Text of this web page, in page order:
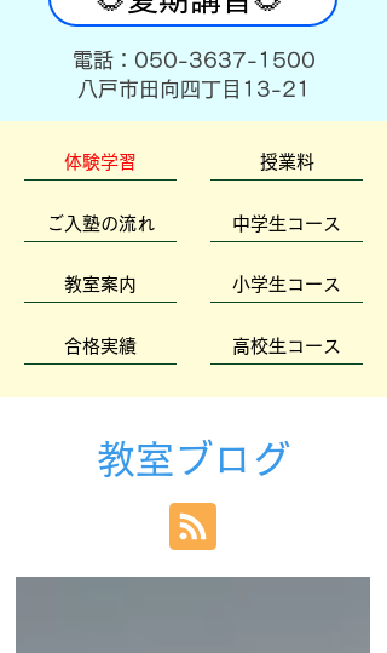
​電話：050-3637-1500
​八戸市田向四丁目13-21
体験学習
ご入塾の流れ
教室案内
合格実績
授業料
中学生コース
小学生コース
高校生コース
教室ブログ